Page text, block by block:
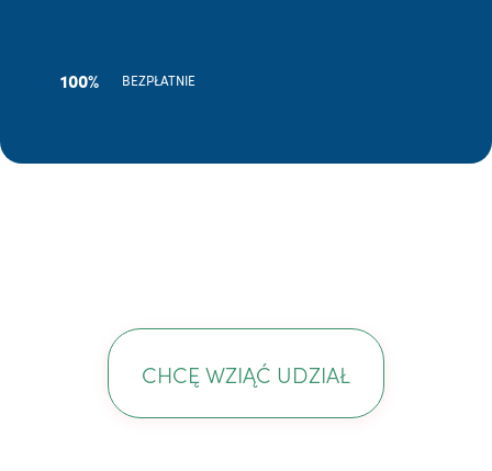
100% BEZPŁATNIE
CHCĘ WZIĄĆ UDZIAŁ